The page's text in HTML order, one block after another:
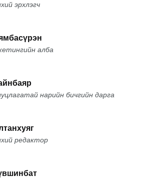
эрхлэгч
алба
нарийн бичгийн дарга
редактор